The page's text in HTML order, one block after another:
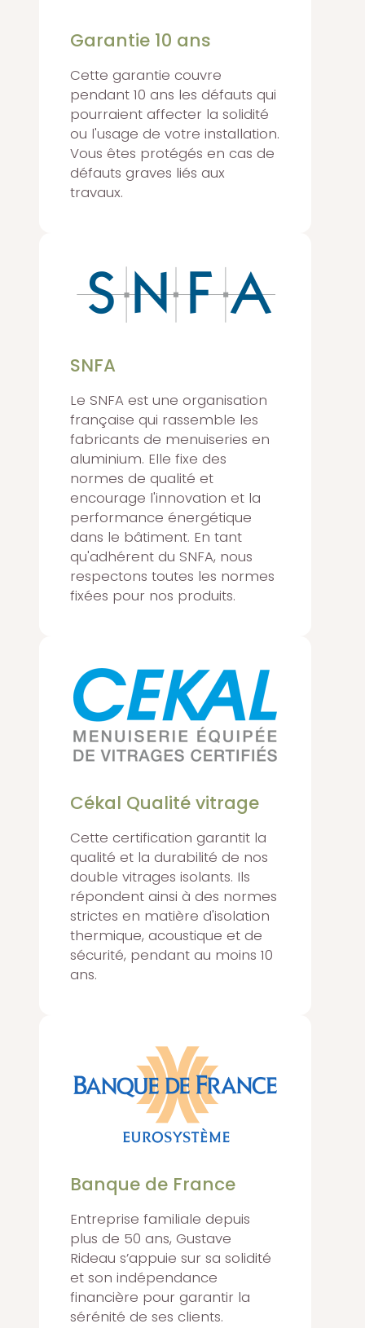
Garantie 10 ans
Cette garantie couvre
pendant 10 ans les défauts qui
pourraient affecter la solidité
ou l'usage de votre installation.
Vous êtes protégés en cas de
défauts graves liés aux
travaux.
SNFA
Le SNFA est une organisation
française qui rassemble les
fabricants de menuiseries en
aluminium. Elle fixe des
normes de qualité et
encourage l'innovation et la
performance énergétique
dans le bâtiment. En tant
qu'adhérent du SNFA, nous
respectons toutes les normes
fixées pour nos produits.
Cékal Qualité vitrage
Cette certification garantit la
qualité et la durabilité de nos
double vitrages isolants. Ils
répondent ainsi à des normes
strictes en matière d'isolation
thermique, acoustique et de
sécurité, pendant au moins 10
ans.
Banque de France
Entreprise familiale depuis
plus de 50 ans, Gustave
Rideau s’appuie sur sa solidité
et son indépendance
financière pour garantir la
sérénité de ses clients.